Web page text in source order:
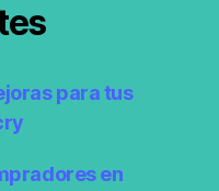
para tus
en